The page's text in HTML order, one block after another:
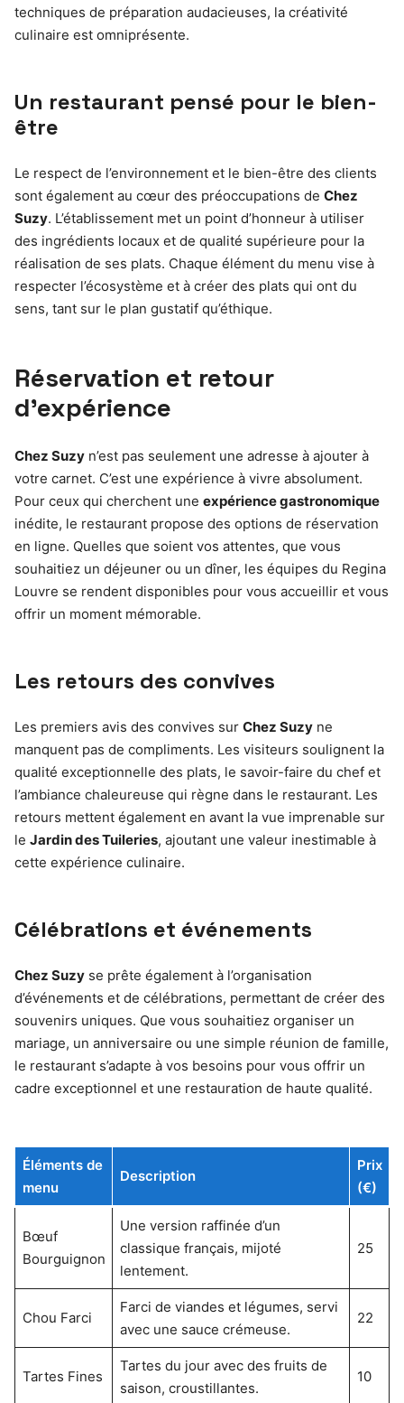
techniques de préparation audacieuses, la créativité
culinaire est omniprésente.
Un restaurant pensé pour le bien-
être
Le respect de l’environnement et le bien-être des clients
sont également au cœur des préoccupations de Chez
Suzy. L’établissement met un point d’honneur à utiliser
des ingrédients locaux et de qualité supérieure pour la
réalisation de ses plats. Chaque élément du menu vise à
respecter l’écosystème et à créer des plats qui ont du
sens, tant sur le plan gustatif qu’éthique.
Réservation et retour
d’expérience
Chez Suzy n’est pas seulement une adresse à ajouter à
votre carnet. C’est une expérience à vivre absolument.
Pour ceux qui cherchent une expérience gastronomique
inédite, le restaurant propose des options de réservation
en ligne. Quelles que soient vos attentes, que vous
souhaitiez un déjeuner ou un dîner, les équipes du Regina
Louvre se rendent disponibles pour vous accueillir et vous
offrir un moment mémorable.
Les retours des convives
Les premiers avis des convives sur Chez Suzy ne
manquent pas de compliments. Les visiteurs soulignent la
qualité exceptionnelle des plats, le savoir-faire du chef et
l’ambiance chaleureuse qui règne dans le restaurant. Les
retours mettent également en avant la vue imprenable sur
le Jardin des Tuileries, ajoutant une valeur inestimable à
cette expérience culinaire.
Célébrations et événements
Chez Suzy se prête également à l’organisation
d’événements et de célébrations, permettant de créer des
souvenirs uniques. Que vous souhaitiez organiser un
mariage, un anniversaire ou une simple réunion de famille,
le restaurant s’adapte à vos besoins pour vous offrir un
cadre exceptionnel et une restauration de haute qualité.
Éléments de
menu
Description
Prix
(€)
Bœuf
Bourguignon
Une version raffinée d’un
classique français, mijoté
lentement.
25
Chou Farci
Farci de viandes et légumes, servi
avec une sauce crémeuse.
22
Tartes Fines
Tartes du jour avec des fruits de
saison, croustillantes.
10